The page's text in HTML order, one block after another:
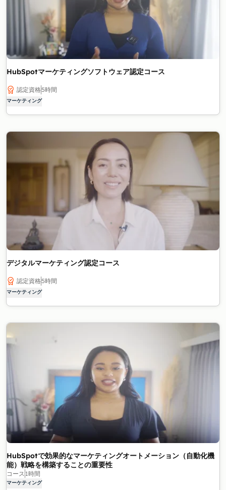
HubSpotマーケティングソフトウェア認定コース
認定資格5時間
マーケティング
デジタルマーケティング認定コース
認定資格5時間
マーケティング
HubSpotで効果的なマーケティングオートメーション（自動化機
能）戦略を構築することの重要性
コース 1時間
マーケティング